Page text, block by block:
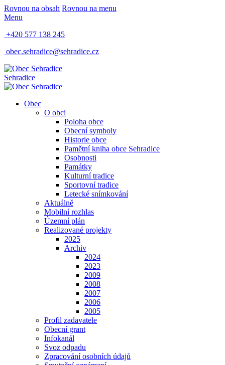
Rovnou na obsah Rovnou na menu
Menu
+420 577 138 245
obec.sehradice@sehradice.cz
Sehradice
Obec
O obci
Poloha obce
Obecní symboly
Historie obce
Pamětní kniha obce Sehradice
Osobnosti
Památky
Kulturní tradice
Sportovní tradice
Letecké snímkování
Aktuálně
Mobilní rozhlas
Územní plán
Realizované projekty
2025
Archiv
2024
2023
2009
2008
2007
2006
2005
Profil zadavatele
Obecní grant
Infokanál
Svoz odpadu
Zpracování osobních údajů